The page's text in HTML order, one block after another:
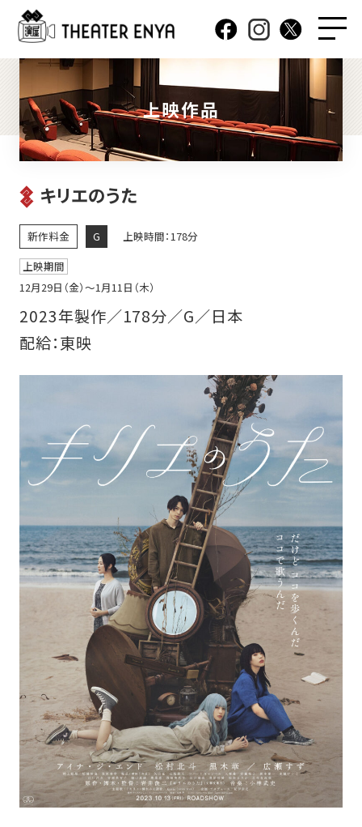
上映作品
キリエのうた
新作料金 G
上映時間：178分
上映期間
12月29日（金）〜1月11日（木）
2023年製作／178分／G／日本
配給：東映